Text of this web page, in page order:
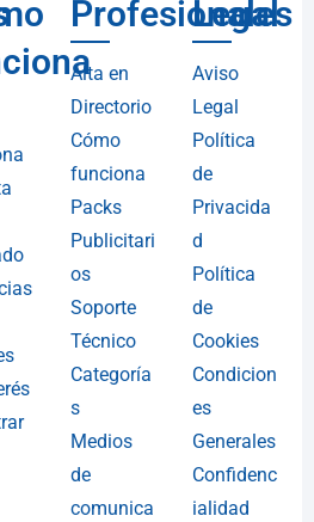
Profesionales
Alta en
Directorio
Cómo
funciona
Packs
Publicitari
os
Soporte
Técnico
Categoría
s
Medios
de
comunica
Legal
Aviso
Legal
Política
de
Privacida
d
Política
de
Cookies
Condicion
es
Generales
Confidenc
ialidad